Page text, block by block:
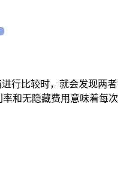
行比较时，就会发现两者
和无隐藏费用意味着每次